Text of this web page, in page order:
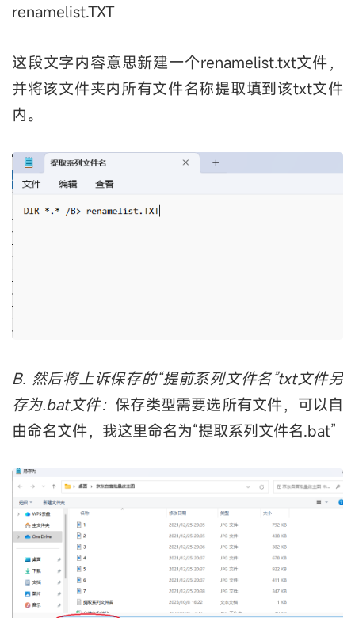
renamelist.TXT
这段文字内容意思新建一个renamelist.txt文件 ，
并将该文件夹内所有文件名称提取填到该txt文件
内。
B. 然后将上诉保存的“提前系列文件名”txt文件另
存为.bat文件： 保存类型需要选所有文件，可以自
由命名文件，我这里命名为“提取系列文件名.bat”